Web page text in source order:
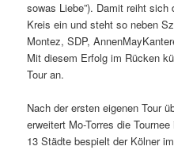
sowas Liebe”). Damit reiht
Kreis ein und steht so neben
Montez, SDP,
Mit diesem Erfolg im Rücken
Tour an.
Nach der ersten eigenen Tour
erweitert Mo-Torres die
13 Städte bespielt der Kölner